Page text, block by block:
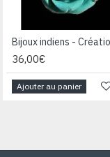
36,00€
Ajouter au panier